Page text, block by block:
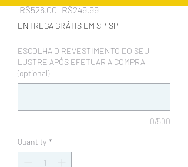
R$526.00 Regular
Price
R$249.99Sale
Price
ENTREGA GRÁTIS EM SP-SP
ESCOLHA O REVESTIMENTO DO SEU
LUSTRE APÓS EFETUAR A COMPRA
(optional)
0/500
Quantity *